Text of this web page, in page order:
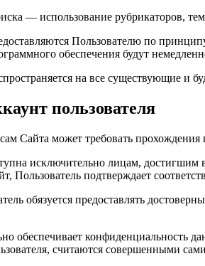
— использование рубрикаторов,
Пользователю по
обеспечения будут
на все существующие и
пользователя
Сайта может требовать
исключительно лицам,
Пользователь подтверждает
обязуется предоставлять
обеспечивает
считаются совершенными